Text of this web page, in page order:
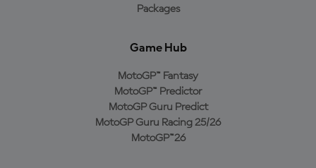
Packages
Game Hub
MotoGP™ Fantasy
MotoGP™ Predictor
MotoGP Guru Predict
MotoGP Guru Racing 25/26
MotoGP™26